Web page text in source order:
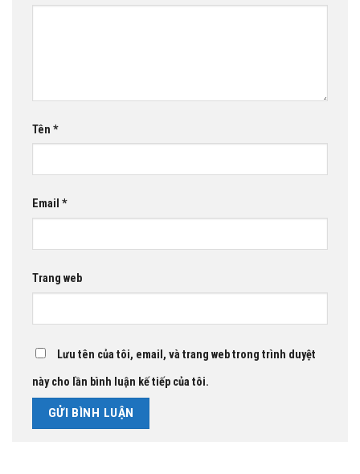
Tên *
Email *
Trang web
Lưu tên của tôi, email, và trang web trong trình duyệt
này cho lần bình luận kế tiếp của tôi.